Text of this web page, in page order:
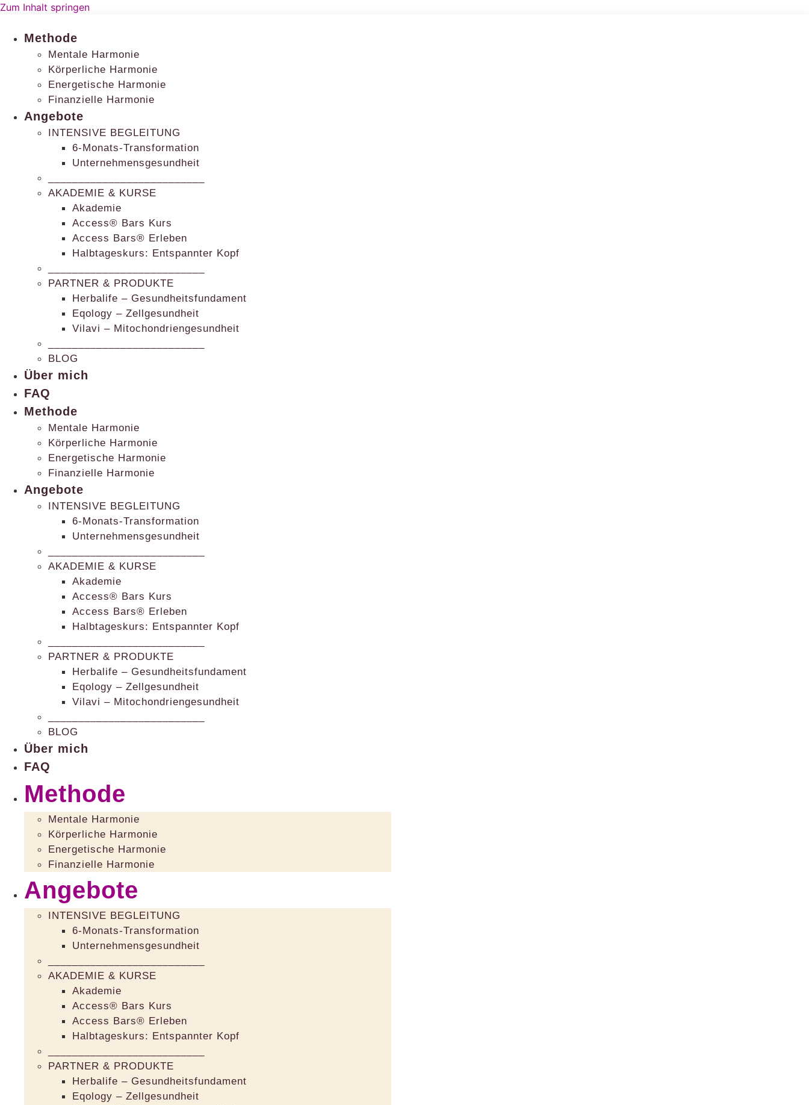
Zum Inhalt springen
Methode
Mentale Harmonie
Körperliche Harmonie
Energetische Harmonie
Finanzielle Harmonie
Angebote
INTENSIVE BEGLEITUNG
6-Monats-Transformation
Unternehmensgesundheit
AKADEMIE & KURSE
Akademie
Access® Bars Kurs
Access Bars® Erleben
Halbtageskurs: Entspannter Kopf
PARTNER & PRODUKTE
Herbalife – Gesundheitsfundament
Eqology – Zellgesundheit
Vilavi – Mitochondriengesundheit
BLOG
Über mich
FAQ
Methode
Mentale Harmonie
Körperliche Harmonie
Energetische Harmonie
Finanzielle Harmonie
Angebote
INTENSIVE BEGLEITUNG
6-Monats-Transformation
Unternehmensgesundheit
AKADEMIE & KURSE
Akademie
Access® Bars Kurs
Access Bars® Erleben
Halbtageskurs: Entspannter Kopf
PARTNER & PRODUKTE
Herbalife – Gesundheitsfundament
Eqology – Zellgesundheit
Vilavi – Mitochondriengesundheit
BLOG
Über mich
FAQ
Methode
Mentale Harmonie
Körperliche Harmonie
Energetische Harmonie
Finanzielle Harmonie
Angebote
INTENSIVE BEGLEITUNG
6-Monats-Transformation
Unternehmensgesundheit
AKADEMIE & KURSE
Akademie
Access® Bars Kurs
Access Bars® Erleben
Halbtageskurs: Entspannter Kopf
PARTNER & PRODUKTE
Herbalife – Gesundheitsfundament
Eqology – Zellgesundheit